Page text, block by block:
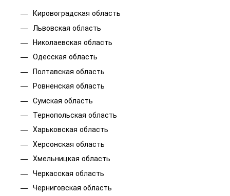
Кировоградская область
Львовская область
Николаевская область
Одесская область
Полтавская область
Ровненская область
Сумская область
Тернопольская область
Харьковская область
Херсонская область
Хмельницкая область
Черкасская область
Черниговская область